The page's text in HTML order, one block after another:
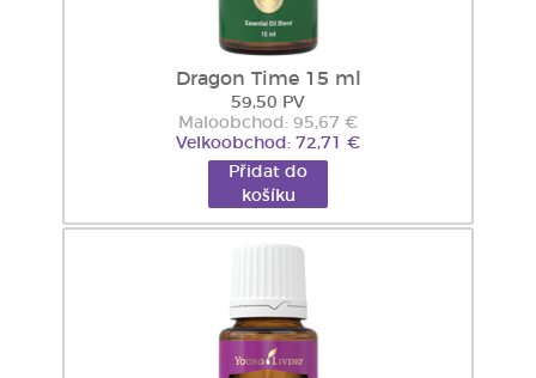
Dragon Time 15 ml
59,50 PV
Maloobchod: 95,67 €
Velkoobchod: 72,71 €
Přidat do
košíku